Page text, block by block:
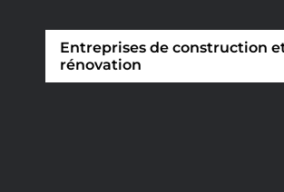
Entreprises de construction
rénovation